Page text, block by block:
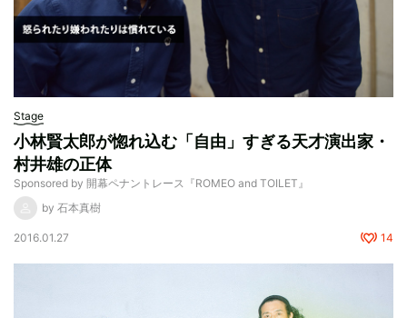
Stage
小林賢太郎が惚れ込む「自由」すぎる天才演出家・
村井雄の正体
Sponsored by 開幕ペナントレース『ROMEO and TOILET』
by 石本真樹
2016.01.27 14